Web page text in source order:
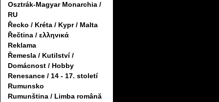
Osztrák-Magyar Monarchia /
RU
Řecko / Kréta / Kypr / Malta
Řečtina / ελληνικά
Reklama
Řemesla / Kutilství /
Domácnost / Hobby
Renesance / 14 - 17. století
Rumunsko
Rumunština / Limba română